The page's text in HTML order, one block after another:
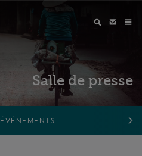
Salle de presse
ÉVÉNEMENTS